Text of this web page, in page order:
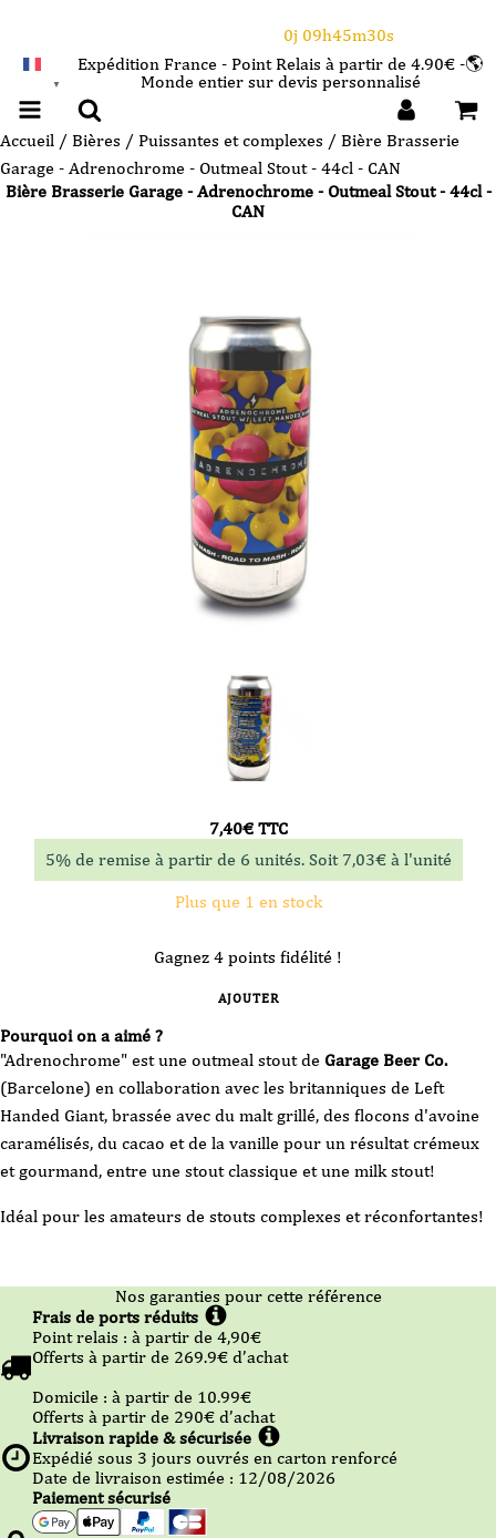
0j 09h45m29s
▼
Expédition France - Point Relais à partir de 4.90€ -🌎
Monde entier sur devis personnalisé
Accueil / Bières / Puissantes et complexes / Bière Brasserie
Garage - Adrenochrome - Outmeal Stout - 44cl - CAN
Bière Brasserie Garage - Adrenochrome - Outmeal Stout - 44cl -
CAN
Pourquoi on a aimé ?
"Adrenochrome" est une outmeal stout de Garage Beer Co.
(Barcelone) en collaboration avec les britanniques de Left
Handed Giant, brassée avec du malt grillé, des flocons d'avoine
caramélisés, du cacao et de la vanille pour un résultat crémeux
et gourmand, entre une stout classique et une milk stout!
Idéal pour les amateurs de stouts complexes et réconfortantes!
7,40€TTC
5% de remise à partir de 6 unités. Soit 7,03€à l'unité
Plus que 1 en stock
Gagnez 4 points fidélité !
AJOUTER
Nos garanties pour cette référence
Frais de ports réduits
Point relais : à partir de 4,90€
Offerts à partir de 269.9€ d’achat
Domicile : à partir de 10.99€
Offerts à partir de 290€ d’achat
Livraison rapide & sécurisée
Expédié sous 3 jours ouvrés en carton renforcé
Date de livraison estimée : 12/08/2026
Paiement sécurisé